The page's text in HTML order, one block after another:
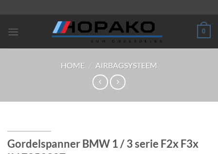
inhoud
0
HOME / AIRBAGSYSTEEM
Gordelspanner BMW 1 / 3 serie F2x F3x